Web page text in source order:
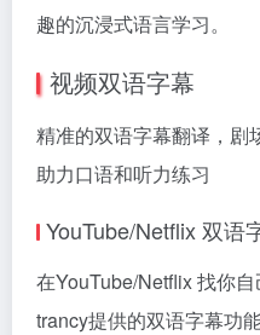
趣的沉浸式语言学习。
视频双语字幕
精准的双语字幕翻译，剧
助力口语和听力练习
YouTube/Netflix 双语
在YouTube/Netflix 找你
trancy提供的双语字幕功